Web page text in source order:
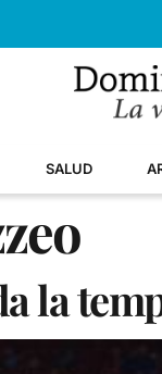
SALUD
la